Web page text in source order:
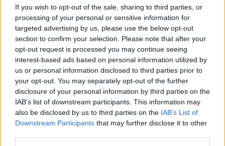
If you wish to opt-out of the sale, sharing to third parties, or
processing of your personal or sensitive information for
targeted advertising by us, please use the below opt-out
section to confirm your selection. Please note that after your
opt-out request is processed you may continue seeing
interest-based ads based on personal information utilized by
us or personal information disclosed to third parties prior to
your opt-out. You may separately opt-out of the further
disclosure of your personal information by third parties on the
IAB’s list of downstream participants. This information may
also be disclosed by us to third parties on the IAB’s List of
Downstream Participants that may further disclose it to other
testvérének, a használatakor nem kell beírnunk a
jelszavunkat, egyszerűen csak el kell fogadnunk a
feltételeket a felugró ablakban.